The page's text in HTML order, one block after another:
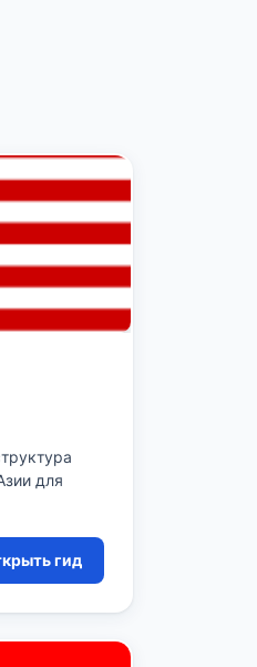
для
гид